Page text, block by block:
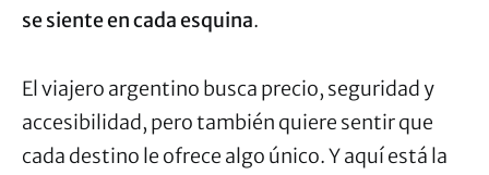
se siente en cada esquina.
El viajero argentino busca precio, seguridad y
accesibilidad, pero también quiere sentir que
cada destino le ofrece algo único. Y aquí está la